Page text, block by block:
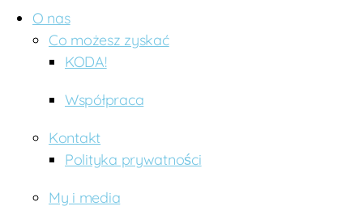
l
O nas
Co możesz zyskać
KODA!
Współpraca
Kontakt
Polityka prywatności
My i media